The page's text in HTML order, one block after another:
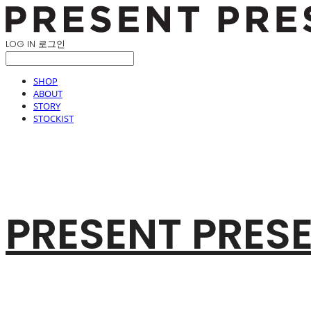
LOG IN 로그인
SHOP
ABOUT
STORY
STOCKIST
PRESENT